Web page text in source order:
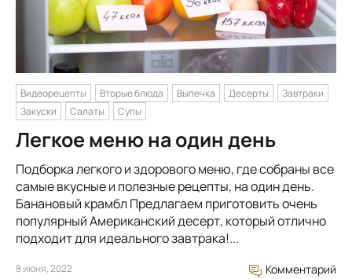
Видеорецепты Вторые блюда Выпечка Десерты
Завтраки
Закуски
Салаты Супы
Легкое меню на один день
Подборка легкого и здорового меню, где собраны все
самые вкусные и полезные рецепты, на один день.
Банановый крамбл Предлагаем приготовить очень
популярный Американский десерт, который отлично
подходит для идеального завтрака!...
8 июня, 2022 Комментарий